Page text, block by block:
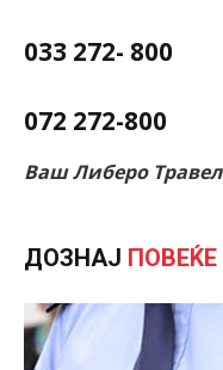
033 272- 800
072 272-800
Ваш Либеро Травел
ДОЗНАЈ ПОВЕЌЕ